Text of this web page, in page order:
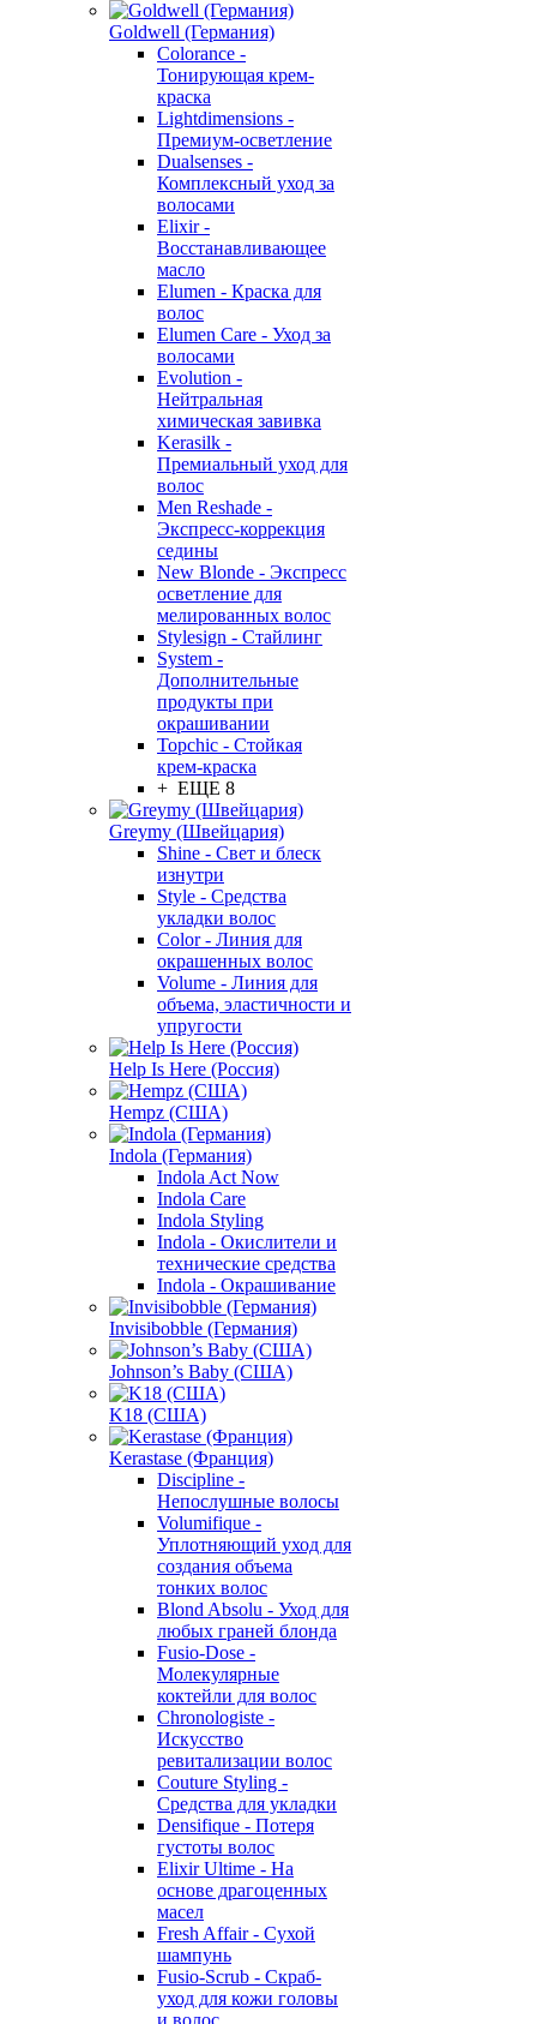
Goldwell (Германия)
Colorance -
Тонирующая крем-
краска
Lightdimensions -
Премиум-осветление
Dualsenses -
Комплексный уход за
волосами
Elixir -
Восстанавливающее
масло
Elumen - Краска для
волос
Elumen Care - Уход за
волосами
Evolution -
Нейтральная
химическая завивка
Kerasilk -
Премиальный уход для
волос
Men Reshade -
Экспресс-коррекция
седины
New Blonde - Экспресс
осветление для
мелированных волос
Stylesign - Стайлинг
System -
Дополнительные
продукты при
окрашивании
Topchic - Стойкая
крем-краска
+ ЕЩЕ 8
Greymy (Швейцария)
Shine - Свет и блеск
изнутри
Style - Средства
укладки волос
Color - Линия для
окрашенных волос
Volume - Линия для
объема, эластичности и
упругости
Help Is Here (Россия)
Hempz (США)
Indola (Германия)
Indola Act Now
Indola Care
Indola Styling
Indola - Окислители и
технические средства
Indola - Окрашивание
Invisibobble (Германия)
Johnson’s Baby (США)
K18 (США)
Kerastase (Франция)
Discipline -
Непослушные волосы
Volumifique -
Уплотняющий уход для
создания объема
тонких волос
Blond Absolu - Уход для
любых граней блонда
Fusio-Dose -
Молекулярные
коктейли для волос
Chronologiste -
Искусство
ревитализации волос
Couture Styling -
Средства для укладки
Densifique - Потеря
густоты волос
Elixir Ultime - На
основе драгоценных
масел
Fresh Affair - Сухой
шампунь
Fusio-Scrub - Скраб-
уход для кожи головы
и волос